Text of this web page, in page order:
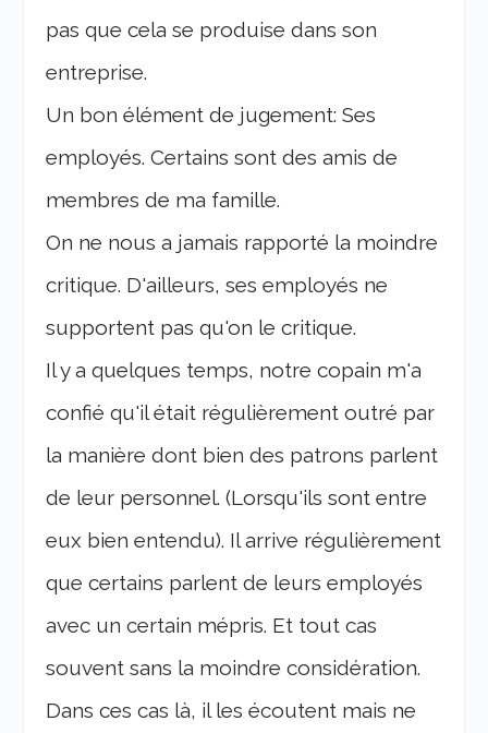
pas que cela se produise dans son
entreprise.
Un bon élément de jugement: Ses
employés. Certains sont des amis de
membres de ma famille.
On ne nous a jamais rapporté la moindre
critique. D'ailleurs, ses employés ne
supportent pas qu'on le critique.
Il y a quelques temps, notre copain m'a
confié qu'il était régulièrement outré par
la manière dont bien des patrons parlent
de leur personnel. (Lorsqu'ils sont entre
eux bien entendu). Il arrive régulièrement
que certains parlent de leurs employés
avec un certain mépris. Et tout cas
souvent sans la moindre considération.
Dans ces cas là, il les écoutent mais ne